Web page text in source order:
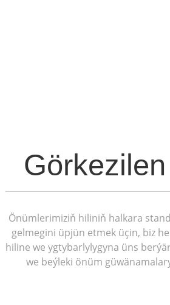
Önümlerimiziň hiliniň halkara
gelmegini üpjün etmek üçin, biz
hiline we ygtybarlylygyna üns
we beýleki önüm